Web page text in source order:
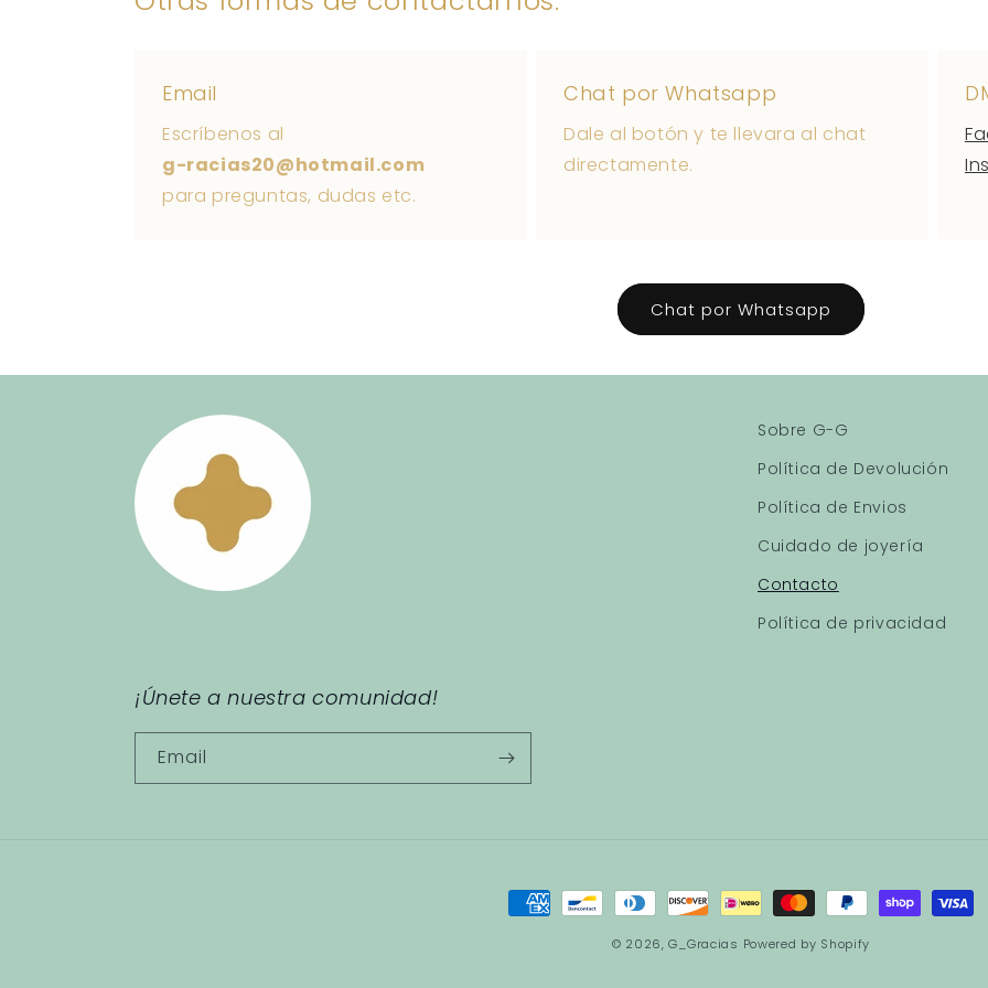
Email
Escríbenos al
g-racias20@hotmail.com
para preguntas, dudas etc.
Chat por Whatsapp
Dale al botón y te llevara al chat
directamente.
Chat por Whatsapp
Sobre G-G
Política de Devolución
Política de Envios
Cuidado de joyería
Contacto
Política de privacidad
¡Únete a nuestra comunidad!
Email
Payment
© 2026,G_Gracias Powered by Shopify